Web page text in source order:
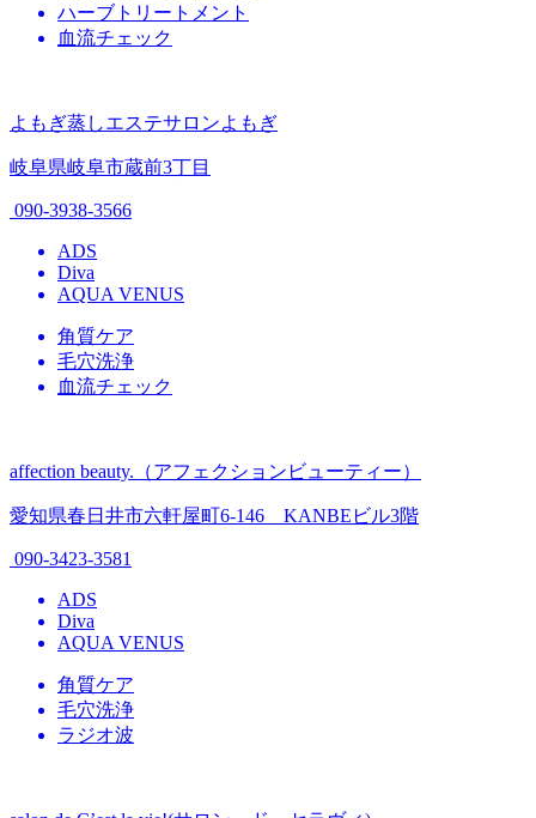
ハーブトリートメント
血流チェック
よもぎ蒸しエステサロンよもぎ
岐阜県岐阜市蔵前3丁目
090-3938-3566
ADS
Diva
AQUA VENUS
角質ケア
毛穴洗浄
血流チェック
affection beauty.（アフェクションビューティー）
愛知県春日井市六軒屋町6-146 KANBEビル3階
090-3423-3581
ADS
Diva
AQUA VENUS
角質ケア
毛穴洗浄
ラジオ波